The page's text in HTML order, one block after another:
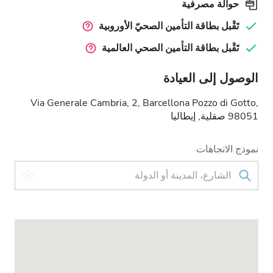
حوالة مصرفية
تَقْبل بطاقة التأمين الصحيّ الأوروبية
تَقْبل بطاقة التأمين الصحي العالمية
الوصول إلى العيادة
Via Generale Cambria, 2, Barcellona Pozzo di Gotto,
98051 صقلية, إيطاليا
نموذج الاتجاهات